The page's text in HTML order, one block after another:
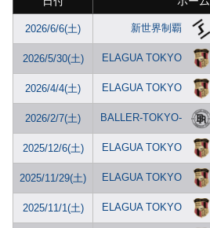
2026/6/6(土) 新世界制覇
2026/5/30(土) ELAGUA TOKYO
2026/4/4(土) ELAGUA TOKYO
2026/2/7(土) BALLER-TOKYO-
2025/12/6(土) ELAGUA TOKYO
2025/11/29(土) ELAGUA TOKYO
2025/11/1(土) ELAGUA TOKYO